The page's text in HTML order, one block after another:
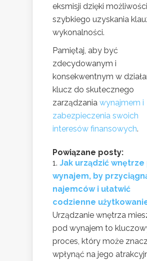
eksmisji dzięki możliwości
szybkiego uzyskania
wykonalności.
Pamiętaj, aby być
zdecydowanym i
konsekwentnym w
klucz do skutecznego
zarządzania wynajmem i
zabezpieczenia swoich
interesów finansowych.
Powiązane posty:
Jak urządzić wnętrze
wynajem, by
najemców i ułatwić
codzienne
Urządzanie wnętrza
pod wynajem to
proces, który może
wpłynąć na jego